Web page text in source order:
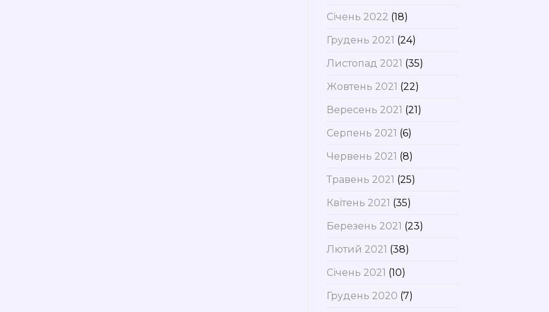
Січень 2022 (18)
Грудень 2021 (24)
Листопад 2021 (35)
Жовтень 2021 (22)
Вересень 2021 (21)
Серпень 2021 (6)
Червень 2021 (8)
Травень 2021 (25)
Квітень 2021 (35)
Березень 2021 (23)
Лютий 2021 (38)
Січень 2021 (10)
Грудень 2020 (7)